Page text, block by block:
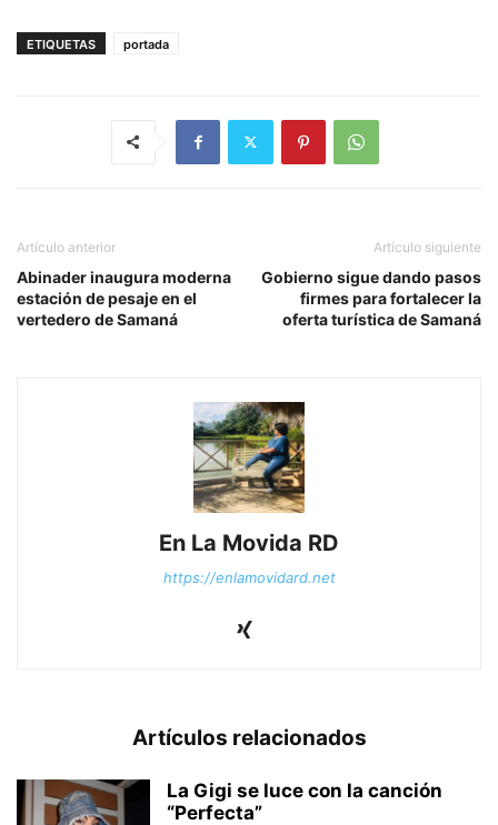
ETIQUETAS portada
Artículo anterior
Abinader inaugura moderna
estación de pesaje en el
vertedero de Samaná
Artículo siguiente
Gobierno sigue dando pasos
firmes para fortalecer la
oferta turística de Samaná
En La Movida RD
https://enlamovidard.net
Artículos relacionados
La Gigi se luce con la canción
“Perfecta”